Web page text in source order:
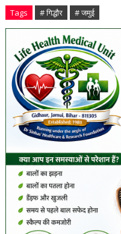
Tags # गिद्धौर # जमुई